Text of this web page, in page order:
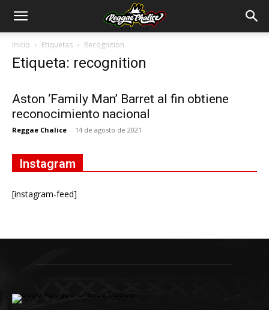
Inicio Etiquetas Recognition
Etiqueta: recognition
Aston ‘Family Man’ Barret al fin obtiene
reconocimiento nacional
Reggae Chalice - 14 de agosto de 2021
Instagram
[instagram-feed]